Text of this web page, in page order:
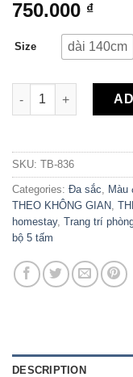
750.000 ₫
Size dài 140cm
Bộ 5 Tranh Canvas
SKU: TB-836
Categories: Đa sắc, Màu
THEO KHÔNG GIAN,
homestay, Trang trí
bộ 5 tấm
DESCRIPTION